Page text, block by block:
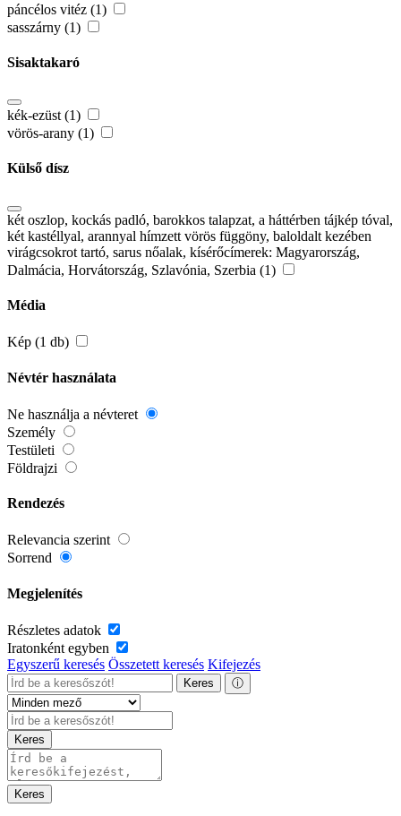
páncélos vitéz (1)
sasszárny (1)
Sisaktakaró
kék-ezüst (1)
vörös-arany (1)
Külső dísz
két oszlop, kockás padló, barokkos talapzat, a háttérben tájkép tóval,
két kastéllyal, arannyal hímzett vörös függöny, baloldalt kezében
virágcsokrot tartó, sarus nőalak, kísérőcímerek: Magyarország,
Dalmácia, Horvátország, Szlavónia, Szerbia (1)
Média
Kép (1 db)
Névtér használata
Ne használja a névteret
Személy
Testületi
Földrajzi
Rendezés
Relevancia szerint
Sorrend
Megjelenítés
Részletes adatok
Iratonként egyben
Egyszerű keresés Összetett keresés Kifejezés
Keres ⓘ
Keres
Keres